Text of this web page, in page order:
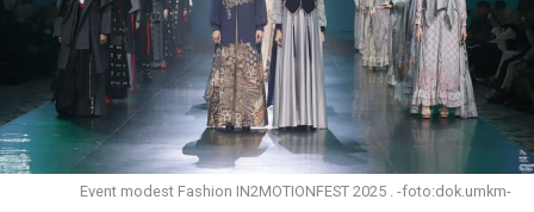
“Kami bekerja sama dengan beberapa perajin, UMKM
tenun di Sulawesi Tenggara. Dengan adanya permintaan
global, produksi kami meningkat yang secara langsung
meningkatkan kesejahteraan perajin dan keluarga
mereka,” ujar Julie.
” Ini membuktikan bahwa dengan inovasi, kualitas
Event modest Fashion IN2MOTIONFEST 2025 . -foto:dok.umkm-